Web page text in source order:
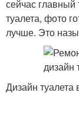
сейчас
туалета, фото
лучше. Это
Дизайн туалета